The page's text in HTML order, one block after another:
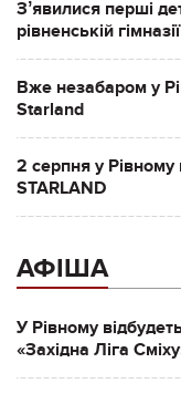
Зʼявилися перші
рівненській
Вже незабаром у
Starland
2 серпня у Рівному
STARLAND
АФІША
У Рівному
«Західна Ліга